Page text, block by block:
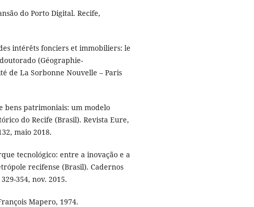
do Porto Digital. Recife,
intérêts fonciers et immobiliers: le
(Géographie-
de La Sorbonne Nouvelle – Paris
bens patrimoniais: um modelo
do Recife (Brasil). Revista Eure,
maio 2018.
tecnológico: entre a inovação e a
recifense (Brasil). Cadernos
354, nov. 2015.
Mapero, 1974.